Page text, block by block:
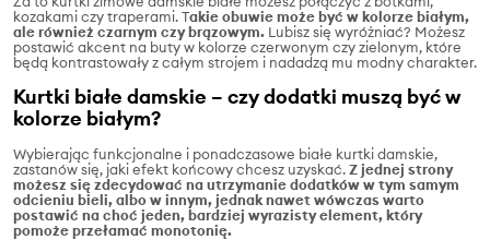
kozakami czy traperami. Takie obuwie może być w kolorze białym,
ale również czarnym czy brązowym. Lubisz się wyróżniać? Możesz
postawić akcent na buty w kolorze czerwonym czy zielonym, które
będą kontrastowały z całym strojem i nadadzą mu modny charakter.
Kurtki białe damskie – czy dodatki muszą być w
kolorze białym?
Wybierając funkcjonalne i ponadczasowe białe kurtki damskie,
zastanów się, jaki efekt końcowy chcesz uzyskać.Z jednej strony
możesz się zdecydować na utrzymanie dodatków w tym samym
odcieniu bieli, albo w innym, jednak nawet wówczas warto
postawić na choć jeden, bardziej wyrazisty element, który
pomoże przełamać monotonię.